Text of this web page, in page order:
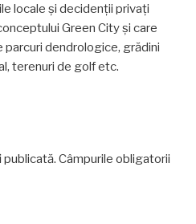
locale și decidenții privați
Green City și care
dendrologice, grădini
terenuri de golf etc.
publicată. Câmpurile obligatorii